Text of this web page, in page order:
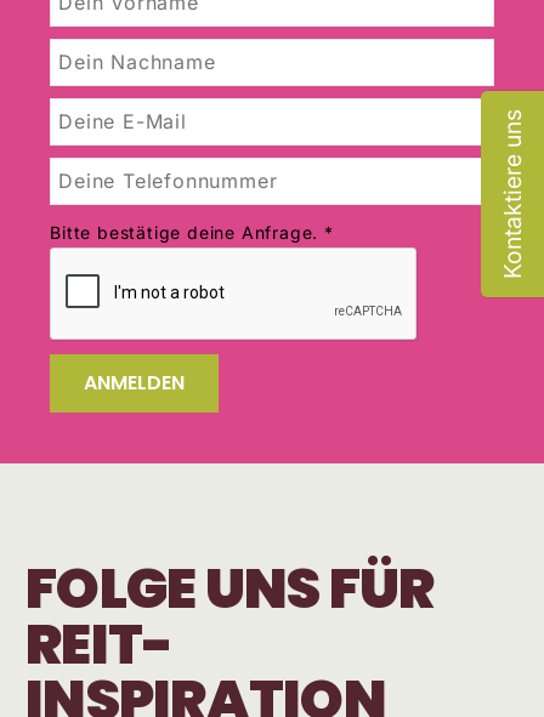
Bitte bestätige deine Anfrage. *
ANMELDEN
FOLGE UNS FÜR
REIT-
INSPIRATION
Kontaktiere uns